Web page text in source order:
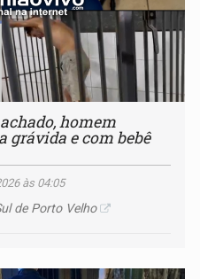
homem
grávida e com bebê
às 04:05
de Porto Velho